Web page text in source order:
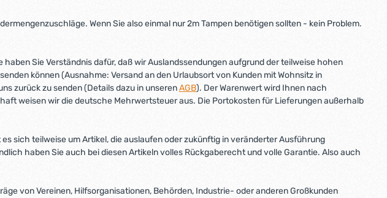
Wenn Sie also einmal nur 2m Tampen benötigen sollten - kein Problem.
Sie Verständnis dafür, daß wir Auslandssendungen aufgrund der teilweise hohen
können (Ausnahme: Versand an den Urlaubsort von Kunden mit Wohnsitz in
zurück zu senden (Details dazu in unserenAGB). Der Warenwert wird Ihnen nach
weisen wir die deutsche Mehrwertsteuer aus. Die Portokosten für Lieferungen außerhalb
sich teilweise um Artikel, die auslaufen oder zukünftig in veränderter Ausführung
haben Sie auch bei diesen Artikeln volles Rückgaberecht und volle Garantie. Also auch
von Vereinen, Hilfsorganisationen, Behörden, Industrie- oder anderen Großkunden